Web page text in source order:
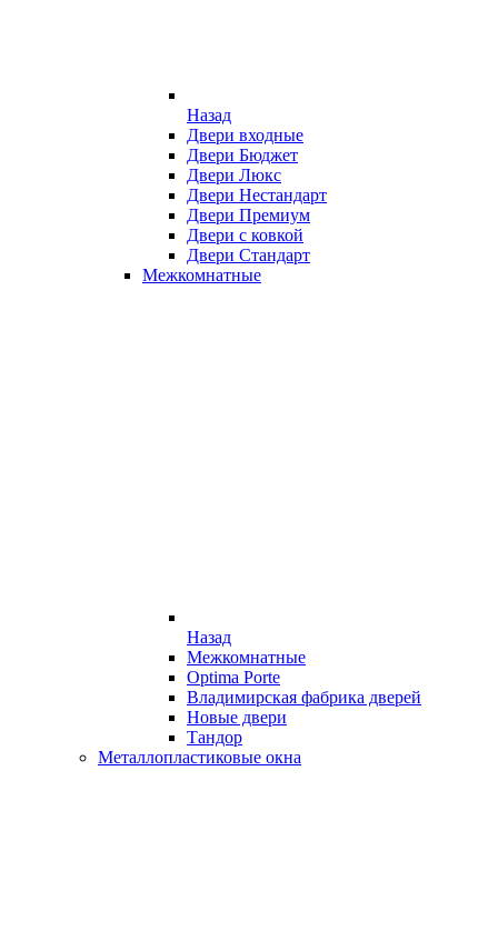
Назад
Двери входные
Двери Бюджет
Двери Люкс
Двери Нестандарт
Двери Премиум
Двери с ковкой
Двери Стандарт
Межкомнатные
Назад
Межкомнатные
Optima Porte
Владимирская фабрика дверей
Новые двери
Тандор
Металлопластиковые окна